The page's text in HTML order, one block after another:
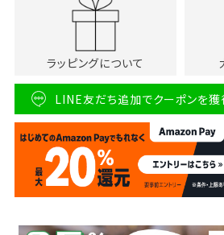
ラッピングについて
LINE友だち追加でクーポンを獲